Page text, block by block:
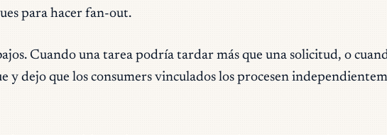
para hacer fan-out.
Cuando una tarea podría tardar más que una solicitud, o
y dejo que los consumers vinculados los procesen